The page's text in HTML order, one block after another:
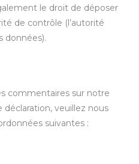
le droit de déposer
de contrôle (l’autorité
données).
commentaires sur notre
veuillez nous
suivantes :